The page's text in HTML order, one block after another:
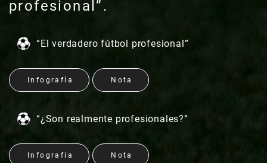
profesional”.
“El verdadero fútbol profesional”
Infografía Nota
“¿Son realmente profesionales?”
Infografía Nota